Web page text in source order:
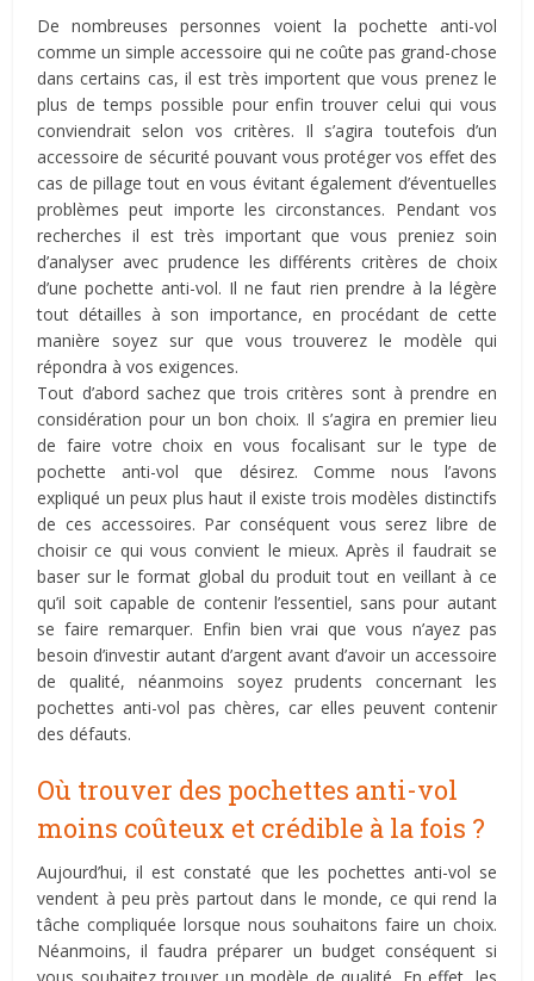
De nombreuses personnes voient la pochette anti-vol
comme un simple accessoire qui ne coûte pas grand-chose
dans certains cas, il est très importent que vous prenez le
plus de temps possible pour enfin trouver celui qui vous
conviendrait selon vos critères. Il s’agira toutefois d’un
accessoire de sécurité pouvant vous protéger vos effet des
cas de pillage tout en vous évitant également d’éventuelles
problèmes peut importe les circonstances. Pendant vos
recherches il est très important que vous preniez soin
d’analyser avec prudence les différents critères de choix
d’une pochette anti-vol. Il ne faut rien prendre à la légère
tout détailles à son importance, en procédant de cette
manière soyez sur que vous trouverez le modèle qui
répondra à vos exigences.
Tout d’abord sachez que trois critères sont à prendre en
considération pour un bon choix. Il s’agira en premier lieu
de faire votre choix en vous focalisant sur le type de
pochette anti-vol que désirez. Comme nous l’avons
expliqué un peux plus haut il existe trois modèles distinctifs
de ces accessoires. Par conséquent vous serez libre de
choisir ce qui vous convient le mieux. Après il faudrait se
baser sur le format global du produit tout en veillant à ce
qu’il soit capable de contenir l’essentiel, sans pour autant
se faire remarquer. Enfin bien vrai que vous n’ayez pas
besoin d’investir autant d’argent avant d’avoir un accessoire
de qualité, néanmoins soyez prudents concernant les
pochettes anti-vol pas chères, car elles peuvent contenir
des défauts.
Où trouver des pochettes anti-vol
moins coûteux et crédible à la fois ?
Aujourd’hui, il est constaté que les pochettes anti-vol se
vendent à peu près partout dans le monde, ce qui rend la
tâche compliquée lorsque nous souhaitons faire un choix.
Néanmoins, il faudra préparer un budget conséquent si